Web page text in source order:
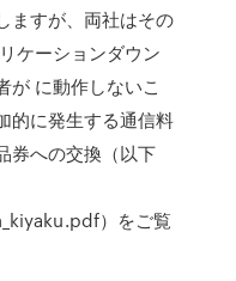
ますが、両社はその
ケーションダウン
が に動作しないこ
的に発生する通信料
券への交換（以下
）をご覧